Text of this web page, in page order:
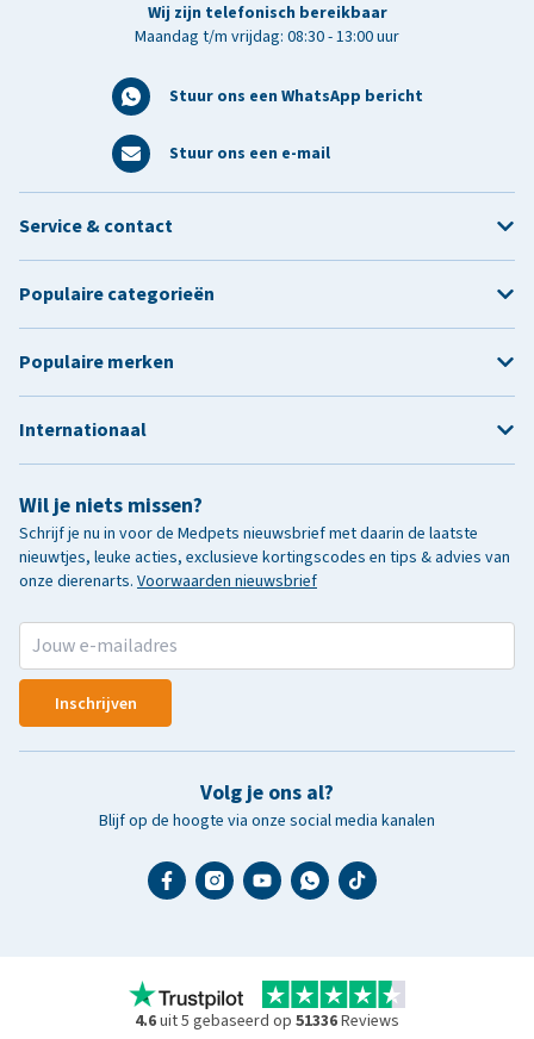
Wij zijn telefonisch bereikbaar
Maandag t/m vrijdag: 08:30 - 13:00 uur
Stuur ons een WhatsApp bericht
Stuur ons een e-mail
Wil je niets missen?
Schrijf je nu in voor de Medpets nieuwsbrief met daarin de laatste
nieuwtjes, leuke acties, exclusieve kortingscodes en tips & advies van
onze dierenarts. Voorwaarden nieuwsbrief
Inschrijven
Volg je ons al?
Blijf op de hoogte via onze social media kanalen
Service & contact
Populaire categorieën
Populaire merken
Internationaal
4.6uit 5 gebaseerd op 51336Reviews